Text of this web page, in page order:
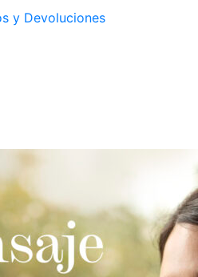
y Devoluciones